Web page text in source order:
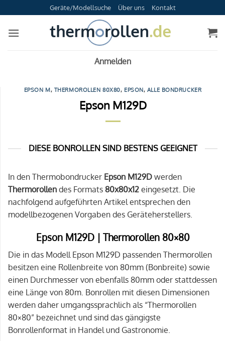
Inhalt
springen
Geräte/Modellsuche Über uns Kontakt
Anmelden
EPSON M, THERMOROLLEN 80X80, EPSON, ALLE BONDRUCKER
Epson M129D
DIESE BONROLLEN SIND BESTENS GEEIGNET
In den Thermobondrucker Epson M129D werden
Thermorollen des Formats 80x80x12 eingesetzt. Die
nachfolgend aufgeführten Artikel entsprechen den
modellbezogenen Vorgaben des Geräteherstellers.
Epson M129D | Thermorollen 80×80
Die in das Modell Epson M129D passenden Thermorollen
besitzen eine Rollenbreite von 80mm (Bonbreite) sowie
einen Durchmesser von ebenfalls 80mm oder stattdessen
eine Länge von 80m. Bonrollen mit diesen Dimensionen
werden daher umgangssprachlich als “Thermorollen
80×80” bezeichnet und sind das gängigste
Bonrollenformat in Handel und Gastronomie.